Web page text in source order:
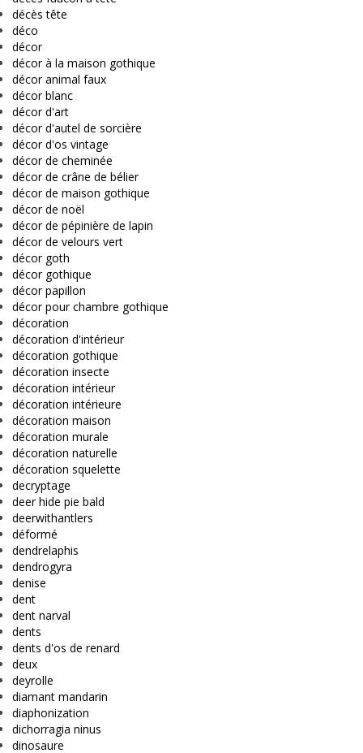
décès tête
déco
décor
décor à la maison gothique
décor animal faux
décor blanc
décor d'art
décor d'autel de sorcière
décor d'os vintage
décor de cheminée
décor de crâne de bélier
décor de maison gothique
décor de noël
décor de pépinière de lapin
décor de velours vert
décor goth
décor gothique
décor papillon
décor pour chambre gothique
décoration
décoration d'intérieur
décoration gothique
décoration insecte
décoration intérieur
décoration intérieure
décoration maison
décoration murale
décoration naturelle
décoration squelette
decryptage
deer hide pie bald
deerwithantlers
déformé
dendrelaphis
dendrogyra
denise
dent
dent narval
dents
dents d'os de renard
deux
deyrolle
diamant mandarin
diaphonization
dichorragia ninus
dinosaure